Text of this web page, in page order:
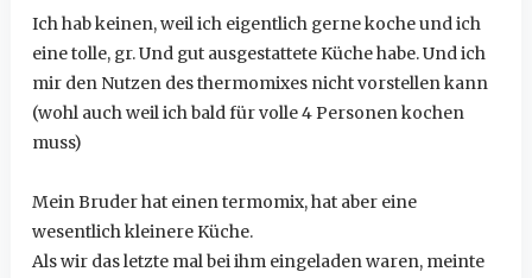
Ich hab keinen, weil ich eigentlich gerne koche und ich
eine tolle, gr. Und gut ausgestattete Küche habe. Und ich
mir den Nutzen des thermomixes nicht vorstellen kann
(wohl auch weil ich bald für volle 4 Personen kochen
muss)
Mein Bruder hat einen termomix, hat aber eine
wesentlich kleinere Küche.
Als wir das letzte mal bei ihm eingeladen waren, meinte